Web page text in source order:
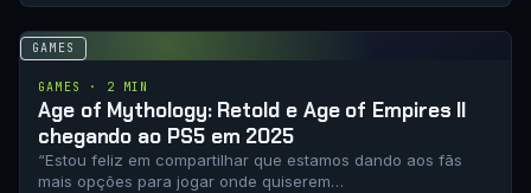
GAMES
GAMES · 2 MIN
Age of Mythology: Retold e Age of Empires II
chegando ao PS5 em 2025
“Estou feliz em compartilhar que estamos dando aos fãs
mais opções para jogar onde quiserem…